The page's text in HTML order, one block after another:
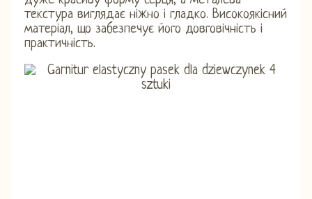
текстура виглядає ніжно і гладко. Високоякісний
матеріал, що забезпечує його довговічність і
практичність.